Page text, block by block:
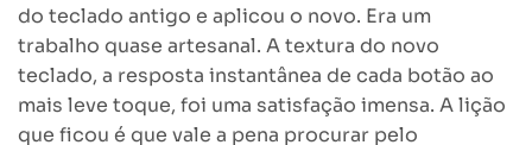
do teclado antigo e aplicou o novo. Era um
trabalho quase artesanal. A textura do novo
teclado, a resposta instantânea de cada botão ao
mais leve toque, foi uma satisfação imensa. A lição
que ficou é que vale a pena procurar pelo